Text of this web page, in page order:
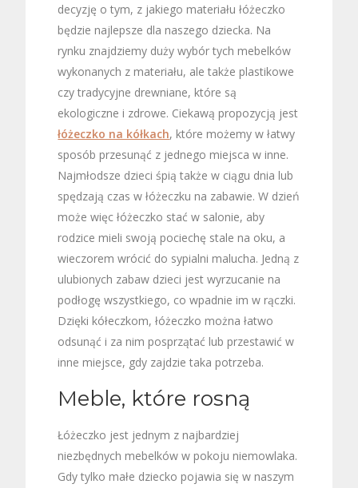
decyzję o tym, z jakiego materiału łóżeczko
będzie najlepsze dla naszego dziecka. Na
rynku znajdziemy duży wybór tych mebelków
wykonanych z materiału, ale także plastikowe
czy tradycyjne drewniane, które są
ekologiczne i zdrowe. Ciekawą propozycją jest
łóżeczko na kółkach, które możemy w łatwy
sposób przesunąć z jednego miejsca w inne.
Najmłodsze dzieci śpią także w ciągu dnia lub
spędzają czas w łóżeczku na zabawie. W dzień
może więc łóżeczko stać w salonie, aby
rodzice mieli swoją pociechę stale na oku, a
wieczorem wrócić do sypialni malucha. Jedną z
ulubionych zabaw dzieci jest wyrzucanie na
podłogę wszystkiego, co wpadnie im w rączki.
Dzięki kółeczkom, łóżeczko można łatwo
odsunąć i za nim posprzątać lub przestawić w
inne miejsce, gdy zajdzie taka potrzeba.
Meble, które rosną
Łóżeczko jest jednym z najbardziej
niezbędnych mebelków w pokoju niemowlaka.
Gdy tylko małe dziecko pojawia się w naszym